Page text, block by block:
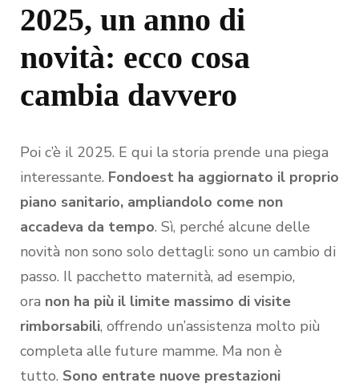
2025, un anno di
novità: ecco cosa
cambia davvero
Poi c’è il 2025. E qui la storia prende una piega
interessante. Fondoest ha aggiornato il proprio
piano sanitario, ampliandolo come non
accadeva da tempo. Sì, perché alcune delle
novità non sono solo dettagli: sono un cambio di
passo. Il pacchetto maternità, ad esempio,
ora non ha più il limite massimo di visite
rimborsabili, offrendo un’assistenza molto più
completa alle future mamme. Ma non è
tutto. Sono entrate nuove prestazioni